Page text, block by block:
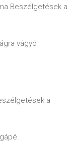
Beszélgetések a
vágyó
a